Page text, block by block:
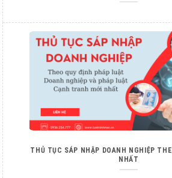
THỦ TỤC SÁP NHẬP DOANH NGHIỆP
NHẤT